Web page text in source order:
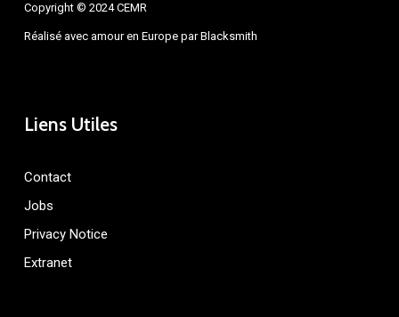
Copyright © 2024 CEMR
Réalisé avec amour en Europe parBlacksmith
Liens Utiles
Contact
Jobs
Privacy Notice
Extranet